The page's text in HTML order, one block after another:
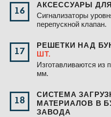
16
АКСЕССУАРЫ
Сигнализаторы
перепускной клапан.
17
РЕШЕТКИ НАД
ШТ.
Изготавливаются из
мм.
18
СИСТЕМА
МАТЕРИАЛОВ В
ЗАВОДА